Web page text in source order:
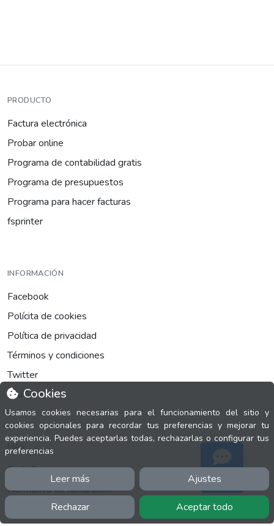
Cookies
Usamos cookies necesarias para el funcionamiento del sitio y
cookies opcionales para recordar tus preferencias y mejorar tu
experiencia. Puedes aceptarlas todas, rechazarlas o configurar tus
preferencias
Leer más Ajustes
Rechazar Aceptar todo
PRODUCTO
Factura electrónica
Probar online
Programa de contabilidad gratis
Programa de presupuestos
Programa para hacer facturas
fsprinter
INFORMACIÓN
Facebook
Polícita de cookies
Política de privacidad
Términos y condiciones
Twitter
YouTube
MÁS
FactuCon
Normativa de facturación
Programa de Partners
Soporte